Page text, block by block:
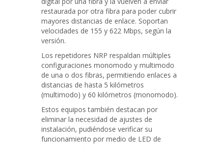
restaurada por otra fibra para poder cubrir
mayores distancias de enlace. Soportan
velocidades de 155 y 622 Mbps, según la
versión.
Los repetidores NRP respaldan múltiples
configuraciones monomodo y multimodo
de una o dos fibras, permitiendo enlaces a
distancias de hasta 5 kilómetros
(multimodo) y 60 kilómetros (monomodo).
Estos equipos también destacan por
eliminar la necesidad de ajustes de
instalación, pudiéndose verificar su
funcionamiento por medio de LED de